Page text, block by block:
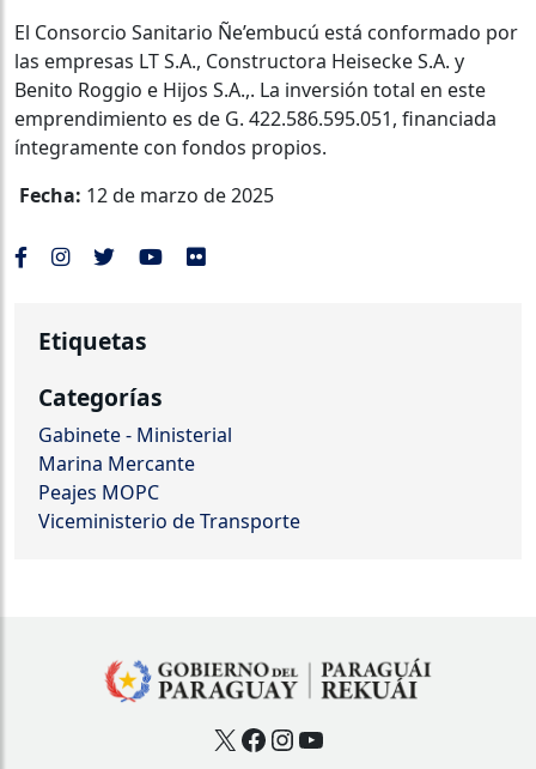
El Consorcio Sanitario Ñe’embucú está conformado por
las empresas LT S.A., Constructora Heisecke S.A. y
Benito Roggio e Hijos S.A.,. La inversión total en este
emprendimiento es de G. 422.586.595.051, financiada
íntegramente con fondos propios.
Fecha: 12 de marzo de 2025
Etiquetas
Categorías
Gabinete - Ministerial
Marina Mercante
Peajes MOPC
Viceministerio de Transporte
X Facebook
Instagram
YouTube